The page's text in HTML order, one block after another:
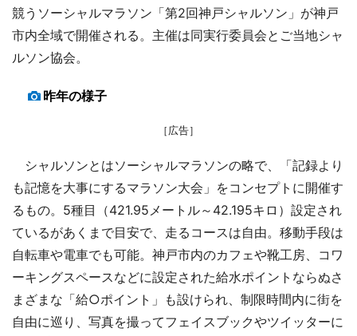
競うソーシャルマラソン「第2回神戸シャルソン」が神戸
市内全域で開催される。主催は同実行委員会とご当地シャ
ルソン協会。
昨年の様子
［広告］
シャルソンとはソーシャルマラソンの略で、「記録より
も記憶を大事にするマラソン大会」をコンセプトに開催す
るもの。5種目（421.95メートル～42.195キロ）設定され
ているがあくまで目安で、走るコースは自由。移動手段は
自転車や電車でも可能。神戸市内のカフェや靴工房、コワ
ーキングスペースなどに設定された給水ポイントならぬさ
まざまな「給○ポイント」も設けられ、制限時間内に街を
自由に巡り、写真を撮ってフェイスブックやツイッターに